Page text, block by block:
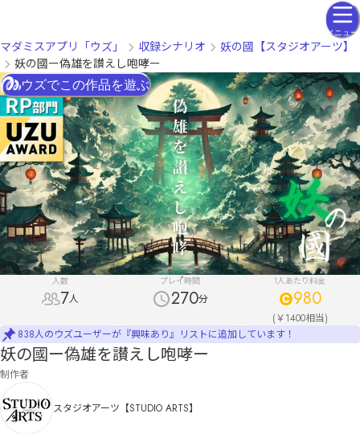
メニュー
マダミスアプリ「ウズ」 収録シナリオ
妖の國【スタジオアーツ】
妖の國ー偽雄を讃えし咆哮ー
人数
7人
プレイ時間
270分
1人あたり料金
980
(￥1400相当)
838人のウズユーザーが『興味あり』リストに追加しています！
ウズでこの作品を遊ぶ
妖の國ー偽雄を讃えし咆哮ー
制作者
スタジオアーツ【STUDIO ARTS】